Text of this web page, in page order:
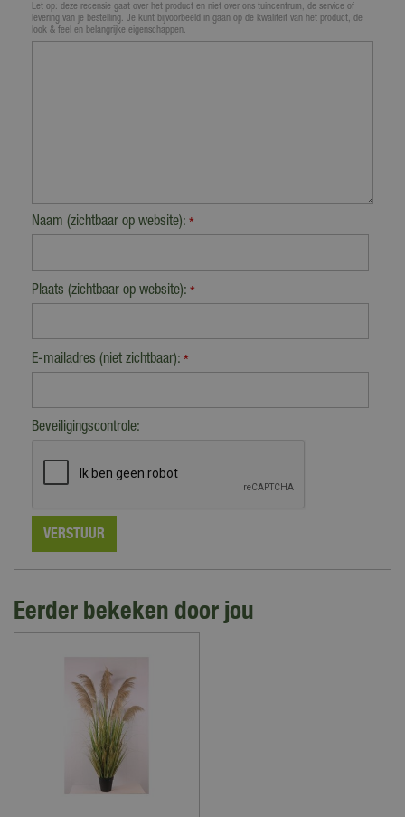
Let op: deze recensie gaat over het product en niet over ons tuincentrum, de service of
levering van je bestelling. Je kunt bijvoorbeeld in gaan op de kwaliteit van het product, de
look & feel en belangrijke eigenschappen.
Naam (zichtbaar op website): *
Plaats (zichtbaar op website): *
E-mailadres (niet zichtbaar): *
Beveiligingscontrole:
Eerder bekeken door jou